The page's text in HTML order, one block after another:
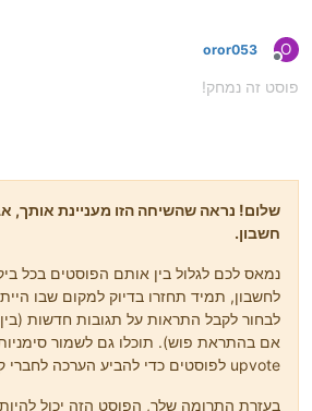
O
מנותק
oror053
פוסט זה נמחק!
שלום! נראה שהשיחה הזו מעניינת אותך,
חשבון.
נמאס לכם לגלול בין אותם הפוסטים בכל
לחשבון, תמיד תחזרו בדיוק למקום שבו
לבחור לקבל התראות על תגובות חדשות (בין
אם בהתראת פוש). תוכלו גם לשמור
upvote לפוסטים כדי להביע הערכה לחברי קהילה אחרים.
בעזרת התרומה שלך, הפוסט הזה יכול להיות